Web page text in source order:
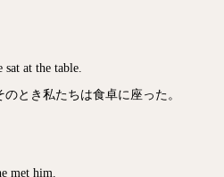
sat at the table.
とき私たちは食卓に座った。
met him.